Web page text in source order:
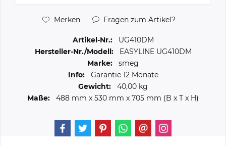
Merken Fragen zum Artikel?
Artikel-Nr.:
UG410DM
Hersteller-Nr./Modell:
EASYLINE UG410DM
Marke:
smeg
Info:
Garantie 12 Monate
Gewicht:
40,00 kg
Maße:
488 mm x 530 mm x 705 mm (B x T x H)